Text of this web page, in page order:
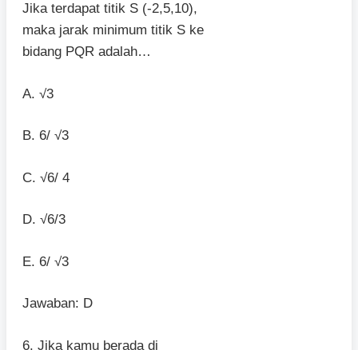
Jika terdapat titik S (-2,5,10),
maka jarak minimum titik S ke
bidang PQR adalah…
A. √3
B. 6/ √3
C. √6/ 4
D. √6/3
E. 6/ √3
Jawaban: D
6. Jika kamu berada di